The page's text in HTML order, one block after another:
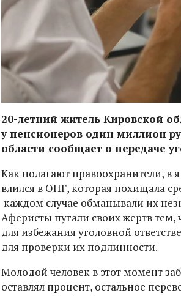
20-летний житель Кировской
у пенсионеров один миллион
области сообщает о передаче
Как полагают правоохранители, в
влился в ОПГ, которая похищала
каждом случае обманывали их
Аферисты пугали своих жертв тем,
для избежания уголовной
для проверки их подлинности.
Молодой человек в этот момент
оставлял процент, остальное